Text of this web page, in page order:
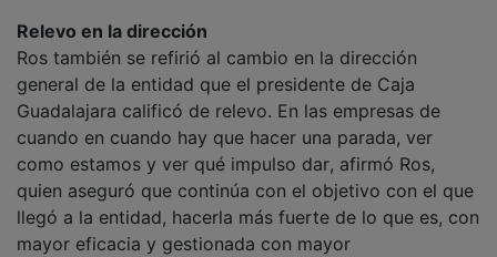
Relevo en la dirección
Ros también se refirió al cambio en la dirección
general de la entidad que el presidente de Caja
Guadalajara calificó de relevo. En las empresas de
cuando en cuando hay que hacer una parada, ver
como estamos y ver qué impulso dar, afirmó Ros,
quien aseguró que continúa con el objetivo con el que
llegó a la entidad, hacerla más fuerte de lo que es, con
mayor eficacia y gestionada con mayor